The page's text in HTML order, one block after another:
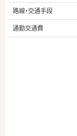
路線・交通手段
通勤交通費